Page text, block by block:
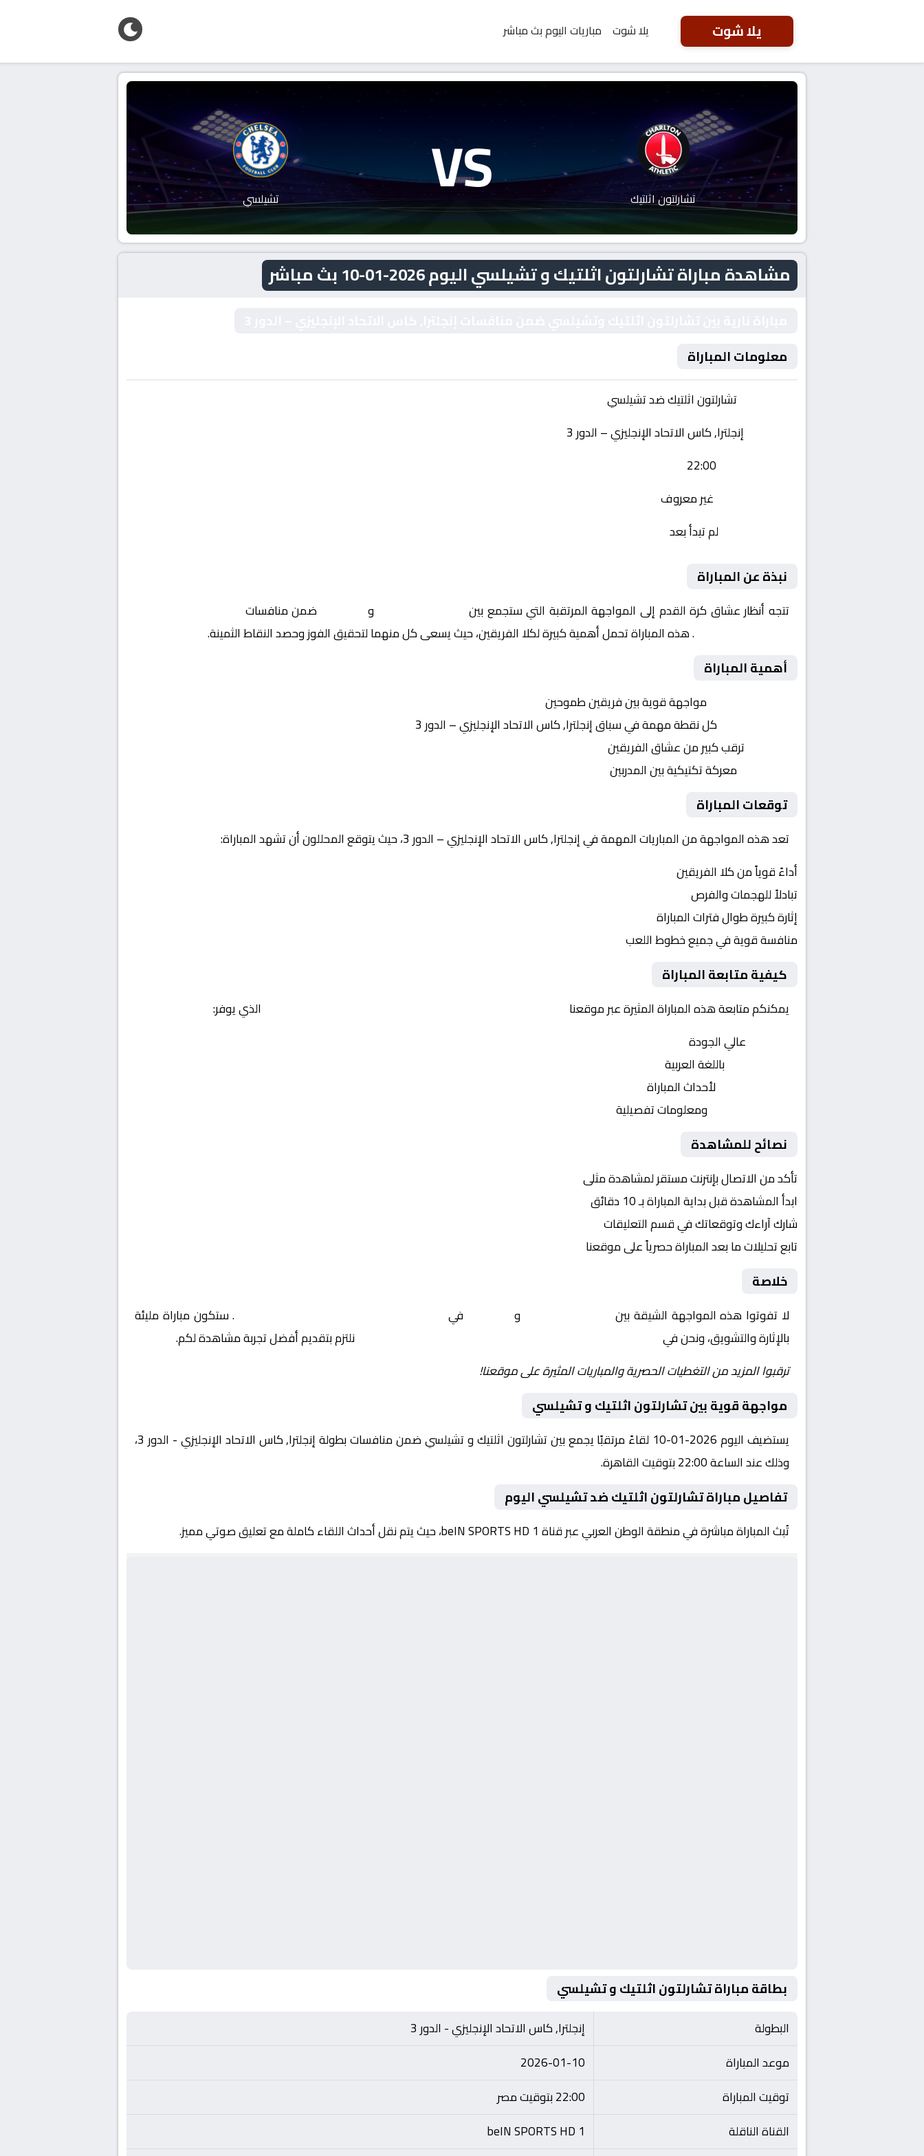
يلا شوت يلا شوت مباريات اليوم بث مباشر
تشارلتون اثلتيك VS تشيلسي
مشاهدة مباراة تشارلتون اثلتيك و تشيلسي اليوم 2026-01-10 بث مباشر
معلومات المباراة
تشارلتون اثلتيك ضد تشيلسي
إنجلترا, كاس الاتحاد الإنجليزي – الدور 3
غير معروف
لم تبدأ بعد
نبذة عن المباراة
تتجه أنظار عشاق كرة القدم إلى المواجهة المرتقبة التي ستجمع بين وتشيلسي ضمن منافسات
. هذه المباراة تحمل أهمية كبيرة لكلا الفريقين، حيث يسعى كل منهما لتحقيق الفوز وحصد النقاط الثمينة.
أهمية المباراة
مواجهة قوية بين فريقين طموحين
كل نقطة مهمة في سباق إنجلترا, كاس الاتحاد الإنجليزي – الدور 3
ترقب كبير من عشاق الفريقين
معركة تكتيكية بين المدربين
توقعات المباراة
تعد هذه المواجهة من المباريات المهمة في إنجلترا, كاس الاتحاد الإنجليزي – الدور 3، حيث يتوقع المحللون أن تشهد المباراة:
أداءً قوياً من كلا الفريقين
تبادلاً للهجمات والفرص
إثارة كبيرة طوال فترات المباراة
منافسة قوية في جميع خطوط اللعب
كيفية متابعة المباراة
يمكنكم متابعة هذه المباراة المثيرة عبر موقعنا
الذي يوفر:
عالي الجودة
باللغة العربية
لأحداث المباراة
ومعلومات تفصيلية
نصائح للمشاهدة
تأكد من الاتصال بإنترنت مستقر لمشاهدة مثلى
ابدأ المشاهدة قبل بداية المباراة بـ 10 دقائق
شارك آراءك وتوقعاتك في قسم التعليقات
تابع تحليلات ما بعد المباراة حصرياً على موقعنا
خلاصة
لا تفوتوا هذه المواجهة الشيقة بين و في
. ستكون مباراة مليئة
بالإثارة والتشويق، ونحن في
نلتزم بتقديم أفضل تجربة مشاهدة لكم.
ترقبوا المزيد من التغطيات الحصرية والمباريات المثيرة على موقعنا!
مواجهة قوية بين تشارلتون اثلتيك و تشيلسي
يستضيف اليوم 2026-01-10 لقاءً مرتقبًا يجمع بين تشارلتون اثلتيك و تشيلسي ضمن منافسات بطولة إنجلترا, كاس الاتحاد الإنجليزي - الدور 3،
وذلك عند الساعة 22:00 بتوقيت القاهرة.
تفاصيل مباراة تشارلتون اثلتيك ضد تشيلسي اليوم
تُبث المباراة مباشرة في منطقة الوطن العربي عبر قناة beIN SPORTS HD 1، حيث يتم نقل أحداث اللقاء كاملة مع تعليق صوتي مميز.
بطاقة مباراة تشارلتون اثلتيك و تشيلسي
البطولة
إنجلترا, كاس الاتحاد الإنجليزي - الدور 3
موعد المباراة
2026-01-10
توقيت المباراة
22:00 بتوقيت مصر
القناة الناقلة
beIN SPORTS HD 1